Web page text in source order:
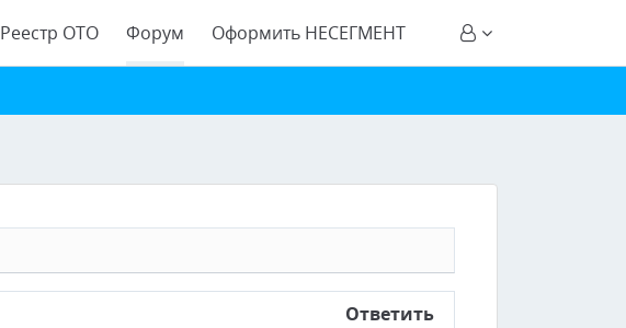
Реестр ОТО Форум Оформить НЕСЕГМЕНТ
Ответить